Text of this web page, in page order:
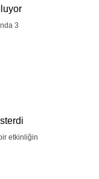
3
etkinliğin